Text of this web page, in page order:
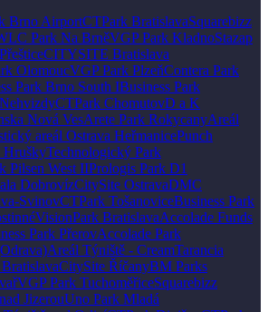
Brno AirportCTPark BratislavaSquarebizz
Park Na BrněVGP Park KladnoStazap
CITYSITE Bratislava
OlomoucVGP Park PlzeňContera Park
Park Brno South IBusiness Park
CTPark ChomutovD a K
Nová VesArete Park RokycanyAreál
areál Ostrava HeřmanicePunch
HruškyTechnologický Park
Pilsen West IIPrologis Park D1
DobrovízCitySite OstravaDMC
SvinovCTPark TošanoviceBusiness Park
VisionPark BratislavaAccolade Funds
Park PřerovAccolade Park
Areál Týniště - CreamTarancia
CitySite ŘíčanyBM Parks
VGP Park TuchoměřiceSquarebizz
JizerouUno Park Mladá